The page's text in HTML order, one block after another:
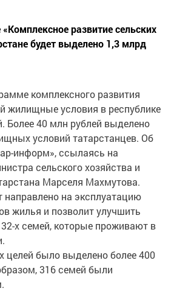
развитие сельских
будет выделено 1,3 млрд
комплексного развития
жилищные условия в республике
Более 40 млн рублей выделено
условий татарстанцев. Об
информ», ссылаясь на
сельского хозяйства и
Марселя Махмутова.
направлено на эксплуатацию
жилья и позволит улучшить
х семей, которые проживают в
целей было выделено более 400
316 семей были